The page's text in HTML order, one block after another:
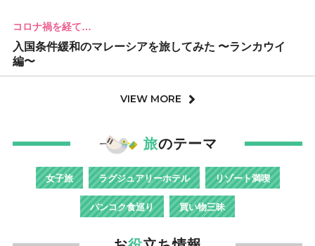
コロナ禍を経て…
入国条件緩和のマレーシアを旅してみた 〜ランカウイ
編〜
VIEW MORE
旅のテーマ
女子旅 ラグジュアリーホテル リゾート満喫
バンコク食巡り 買い物三昧